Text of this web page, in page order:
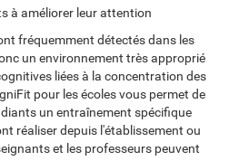
à améliorer leur attention
fréquemment détectés dans les
un environnement très approprié
liées à la concentration des
pour les écoles vous permet de
un entraînement spécifique
réaliser depuis l'établissement ou
et les professeurs peuvent